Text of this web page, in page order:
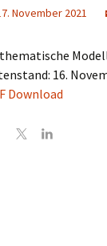
November 2021
16.
Download